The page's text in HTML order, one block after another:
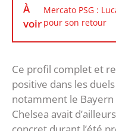
À
voir
Mercato PSG :
pour son retour
Ce profil complet et
positive dans les
notamment le Bayern
Chelsea avait